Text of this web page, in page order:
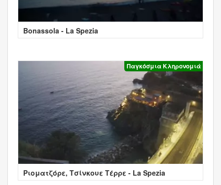
Bonassola - La Spezia
Παγκόσμια Κληρονομιά
Ριοματζόρε, Τσίνκουε Τέρρε - La Spezia